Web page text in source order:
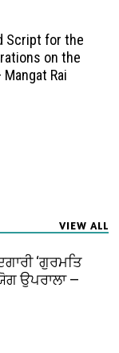
Script for the
on the
Rai
VIEW ALL
‘ਗੁਰਮਤਿ
ਉਪਰਾਲਾ —